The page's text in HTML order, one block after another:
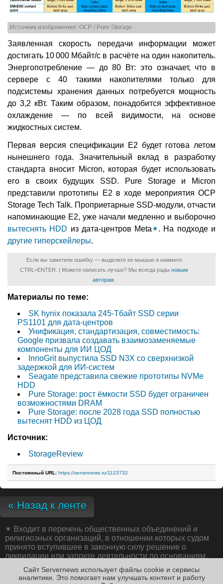
Источник изображения: OCP / Pure Storage
Заявленная скорость передачи информации может
достигать 10 000 Мбайт/с в расчёте на один накопитель.
Энергопотребление — до 80 Вт: это означает, что в
сервере с 40 такими накопителями только для
подсистемы хранения данных потребуется мощность
до 3,2 кВт. Таким образом, понадобится эффективное
охлаждение — по всей видимости, на основе
жидкостных систем.
Первая версия спецификации E2 будет готова летом
нынешнего года. Значительный вклад в разработку
стандарта вносит Micron, которая будет использовать
его в своих будущих SSD. Pure Storage и Micron
представили прототипы E2 в ходе мероприятия OCP
Storage Tech Talk. Проприетарные SSD-модули, отчасти
напоминающие E2, уже начали медленно и выборочно
вытеснять HDD из дата-центров Meta✴. На подходе и
другие гиперскейлеры.
Если вы заметили ошибку — выделите ее мышью и нажмите
CTRL+ENTER. | Можете написать лучше? Мы всегда рады новым
авторам
Материалы по теме:
SK hynix показала 245-Тбайт SSD серии
PS1101 для дата-центров
Унификация, стандартизация, совместимость:
Google призвала создавать взаимозаменяемые
компоненты для ИИ ЦОД
InnoGrit выпустила SSD N3X со сверхнизкой
задержкой для ИИ-систем
Seagate представила свежие прототипы NVMe
HDD
Pure Storage: рост ёмкости SSD будет ограничен
возможностями DRAM
Pure Storage: после 2028 года SSD полностью
вытеснят HDD из ЦОД
Источник:
StorageReview
Постоянный URL: https://servernews.ru/1123732
« Назад к ленте
✴ Входит в перечень общественных объединений и
религиозных организаций, в отношении которых судом
принято вступившее в законную силу решение о
ликвидации или запрете деятельности по основаниям,
№ 114-ФЗ «О противодействии экстремистской
Сайт Servernews использует файлы cookie и сервисы
аналитики. Это помогает нам улучшать контент и работу